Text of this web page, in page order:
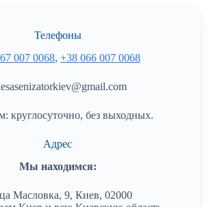
Телефоны
007 0068, +38 066 007 0068
круглосуточно, без выходных.
Адрес
Мы находимся:
Масловка, 9, Киев, 02000